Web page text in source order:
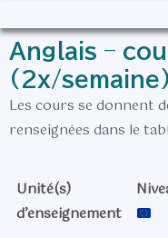
Anglais –
(2x/semaine)
Les cours se donnent
renseignées dans le
Unité(s)
d’enseignement